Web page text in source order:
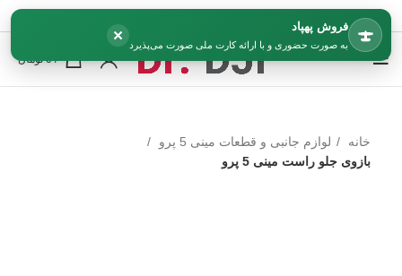
فروش پهپاد
به صورت حضوری و با ارائه کارت ملی صورت می‌پذیرد
×
/
0 تومان
خانه
لوازم جانبی و قطعات مینی 5 پرو
بازوی جلو راست مینی 5 پرو